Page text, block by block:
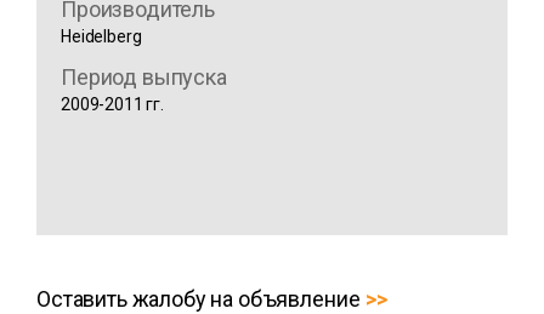
Производитель
Heidelberg
Период выпуска
2009-2011 гг.
Оставить жалобу на объявление